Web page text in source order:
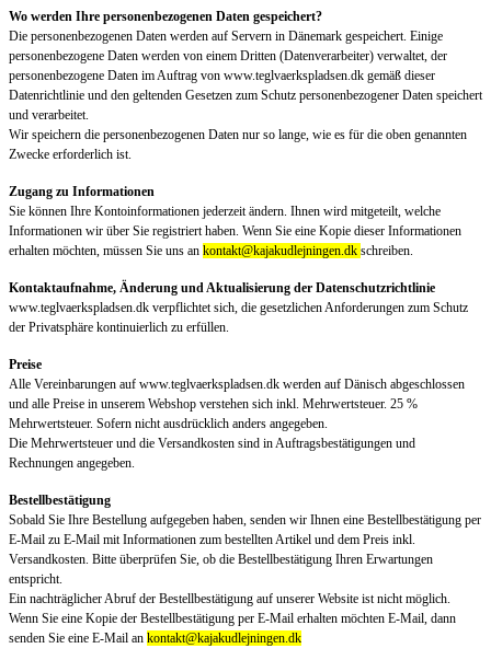
Wo werden Ihre personenbezogenen Daten gespeichert?
Die personenbezogenen Daten werden auf Servern in Dänemark gespeichert. Einige
personenbezogene Daten werden von einem Dritten (Datenverarbeiter) verwaltet, der
personenbezogene Daten im Auftrag von www.teglvaerkspladsen.dk gemäß dieser
Datenrichtlinie und den geltenden Gesetzen zum Schutz personenbezogener Daten speichert
und verarbeitet.
Wir speichern die personenbezogenen Daten nur so lange, wie es für die oben genannten
Zwecke erforderlich ist.
Zugang zu Informationen
Sie können Ihre Kontoinformationen jederzeit ändern. Ihnen wird mitgeteilt, welche
Informationen wir über Sie registriert haben. Wenn Sie eine Kopie dieser Informationen
erhalten möchten, müssen Sie uns an kontakt@kajakudlejningen.dk schreiben.
Kontaktaufnahme, Änderung und Aktualisierung der Datenschutzrichtlinie
www.teglvaerkspladsen.dk verpflichtet sich, die gesetzlichen Anforderungen zum Schutz
der Privatsphäre kontinuierlich zu erfüllen.
Preise
Alle Vereinbarungen auf www.teglvaerkspladsen.dk werden auf Dänisch abgeschlossen
und alle Preise in unserem Webshop verstehen sich inkl. Mehrwertsteuer. 25 %
Mehrwertsteuer. Sofern nicht ausdrücklich anders angegeben.
Die Mehrwertsteuer und die Versandkosten sind in Auftragsbestätigungen und
Rechnungen angegeben.
Bestellbestätigung
Sobald Sie Ihre Bestellung aufgegeben haben, senden wir Ihnen eine Bestellbestätigung per
E-Mail zu E-Mail mit Informationen zum bestellten Artikel und dem Preis inkl.
Versandkosten. Bitte überprüfen Sie, ob die Bestellbestätigung Ihren Erwartungen
entspricht.
Ein nachträglicher Abruf der Bestellbestätigung auf unserer Website ist nicht möglich.
Wenn Sie eine Kopie der Bestellbestätigung per E-Mail erhalten möchten E-Mail, dann
senden Sie eine E-Mail an kontakt@kajakudlejningen.dk